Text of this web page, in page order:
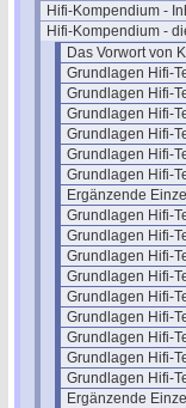
Hifi-Kompendium -
Hifi-Kompendium -
Das Vorwort von
Grundlagen Hifi-
Grundlagen Hifi-
Grundlagen Hifi-
Grundlagen Hifi-
Grundlagen Hifi-
Grundlagen Hifi-
Ergänzende
Grundlagen Hifi-
Grundlagen Hifi-
Grundlagen Hifi-
Grundlagen Hifi-
Grundlagen Hifi-
Grundlagen Hifi-
Grundlagen Hifi-
Grundlagen Hifi-
Grundlagen Hifi-
Ergänzende